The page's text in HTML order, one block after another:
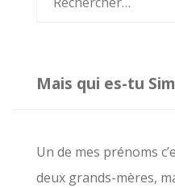
c
h
Mais qui es-tu
Un de mes prénoms
deux grands-mères,